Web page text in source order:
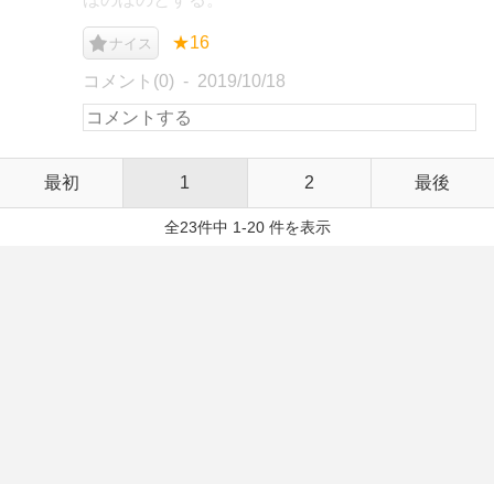
ナイス ★16
コメント(0) 2019/10/18
最初 1 2 最後
全23件中 1-20 件を表示